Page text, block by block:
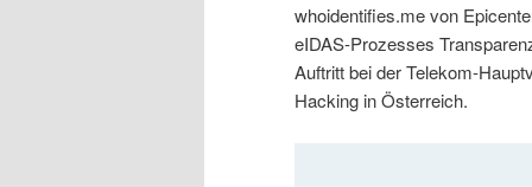
t
s
a
l
whoidentifies.me von
eIDAS-Prozesses
Auftritt bei der Telekom-
Hacking in Österreich.